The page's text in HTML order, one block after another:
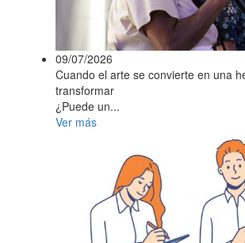
09/07/2026
Cuando el arte se convierte en una
transformar
¿Puede un...
Ver más